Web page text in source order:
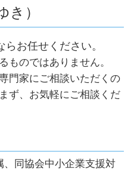
き）
お任せください。
ものではありません。
門家にご相談いただくの
ず、お気軽にご相談くだ
、同協会中小企業支援対